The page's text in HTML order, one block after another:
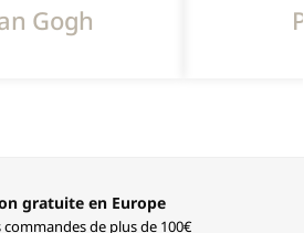
Gogh
gratuite en Europe
commandes de plus de 100€